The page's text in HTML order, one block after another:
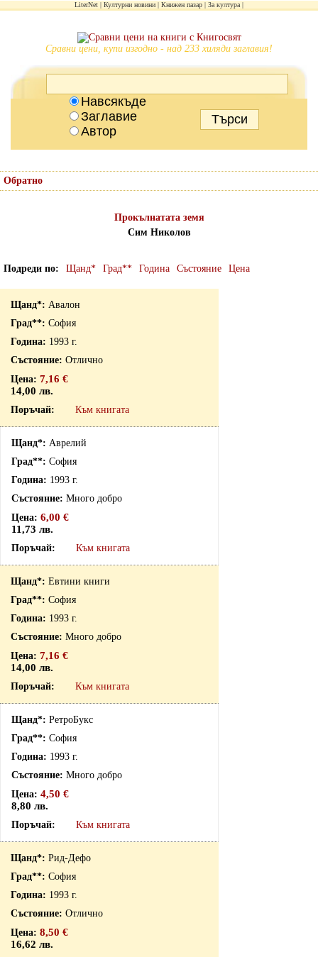
LiterNet Културни новини Книжен пазар За култура
Сравни цени, купи изгодно - над 233 хиляди заглавия!
Навсякъде
Заглавие
Автор
Обратно
Прокълнатата земя
Сим Николов
Подреди по Щанд* Град** Година Състояние Цена
Авалон
София
1993 г.
Отлично
7,16 €
14,00 лв.
Към книгата
Аврелий
София
1993 г.
Много добро
6,00 €
11,73 лв.
Към книгата
Евтини книги
София
1993 г.
Много добро
7,16 €
14,00 лв.
Към книгата
РетроБукс
София
1993 г.
Много добро
4,50 €
8,80 лв.
Към книгата
Рид-Дефо
София
1993 г.
Отлично
8,50 €
16,62 лв.